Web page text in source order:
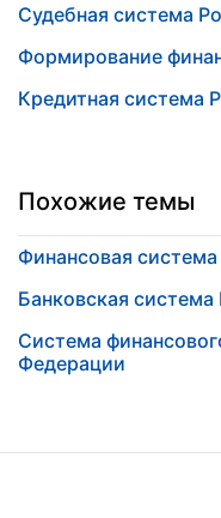
Судебная система
Формирование
Кредитная система
Похожие темы
Финансовая
Банковская
Система
Федерации